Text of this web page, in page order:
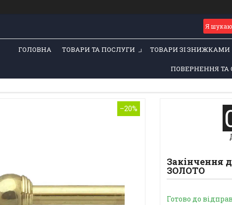
ГОЛОВНА ТОВАРИ ТА ПОСЛУГИ ТОВАРИ ЗІ ЗНИЖКАМИ
ПОВЕРНЕННЯ ТА
–20%
Закінчення
ЗОЛОТО
Готово до